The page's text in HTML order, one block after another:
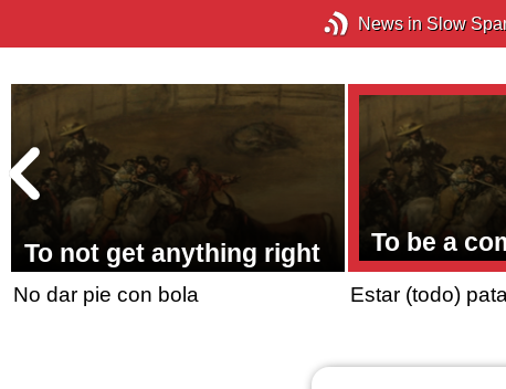
News in Slow
To not get anything right
No dar pie con bola
To be a
Estar (todo)